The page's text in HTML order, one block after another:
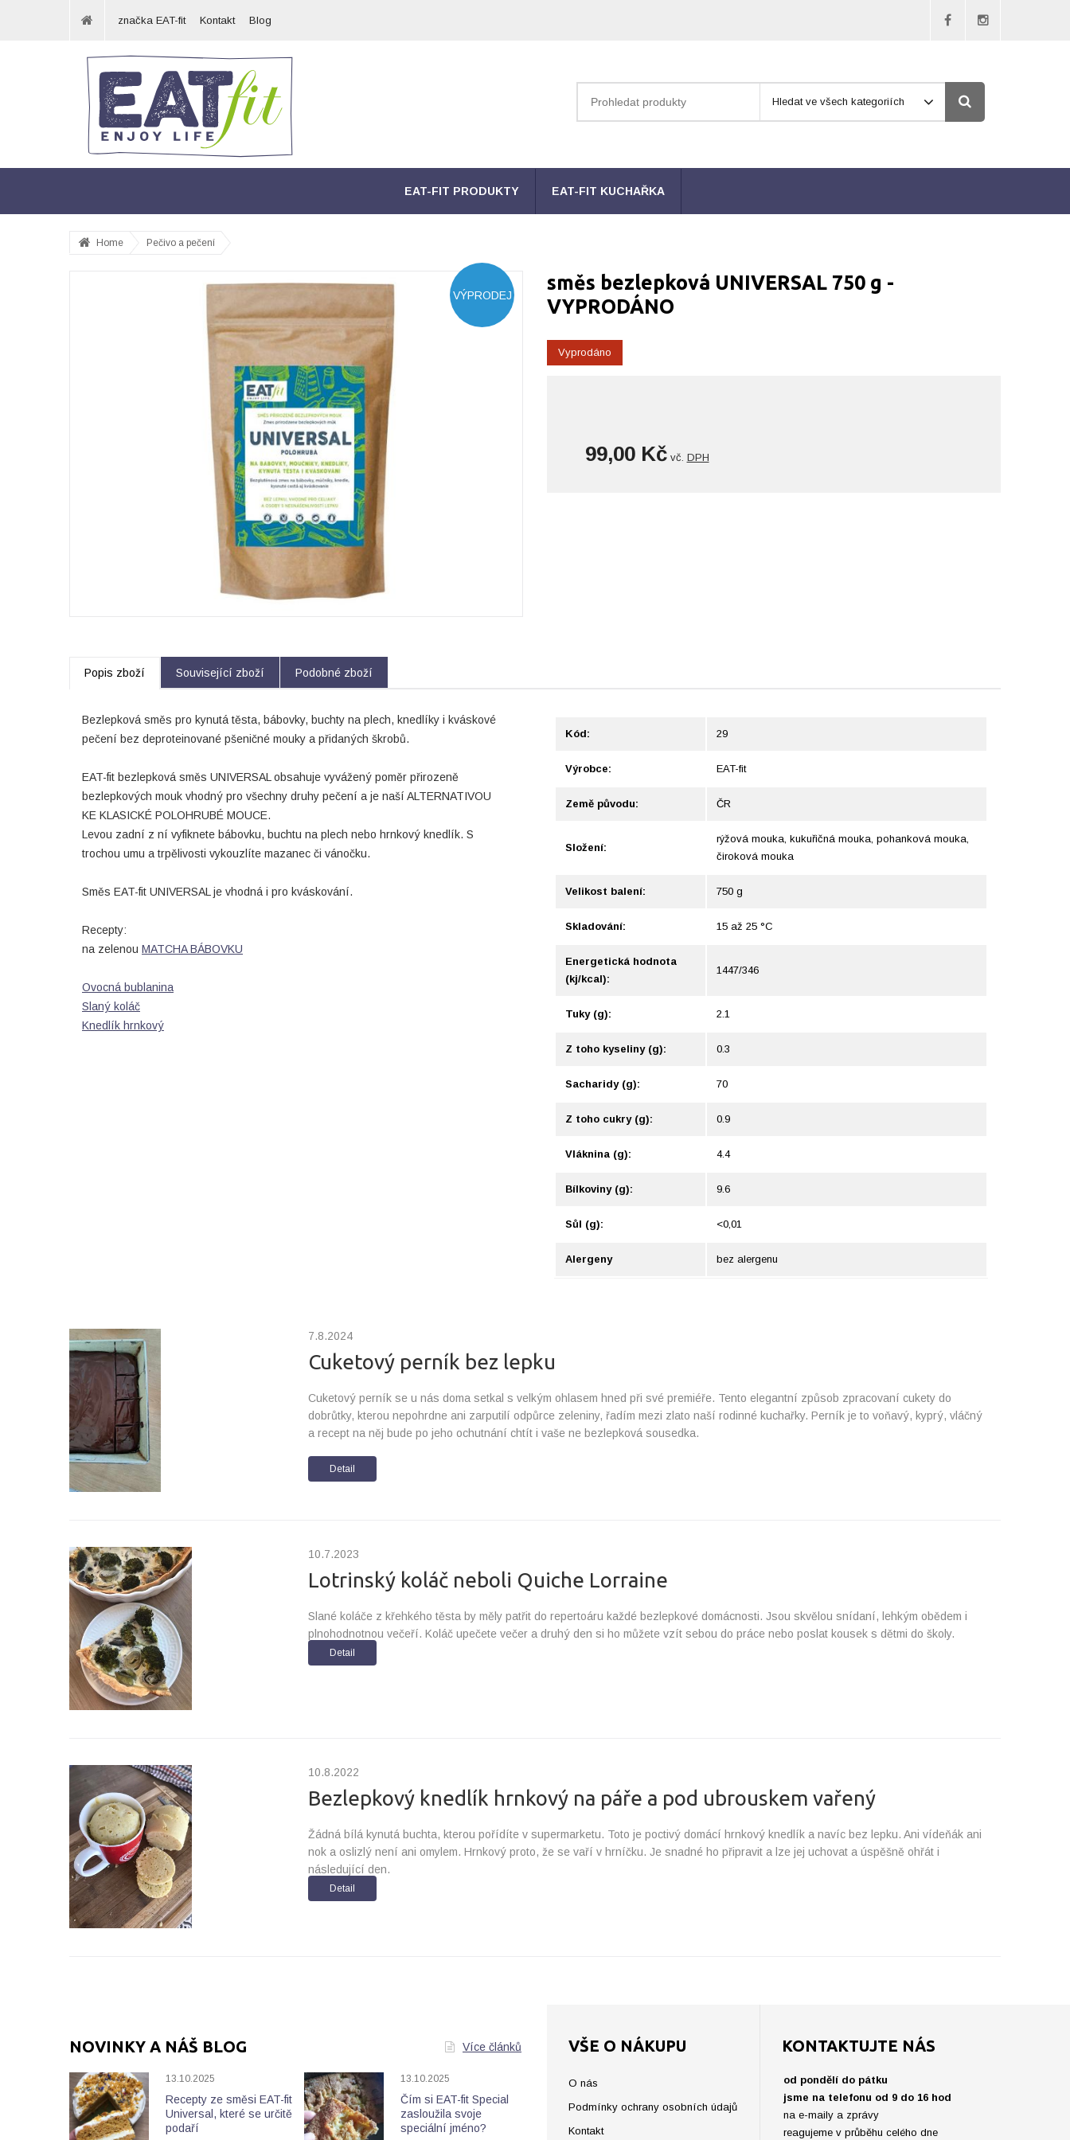
značka EAT-fit Kontakt Blog
Hledat ve všech kategoriích
EAT-FIT PRODUKTY EAT-FIT KUCHAŘKA
Home Pečivo a pečení
VÝPRODEJ
směs bezlepková UNIVERSAL 750 g -
VYPRODÁNO
Vyprodáno
99,00 Kčvč. DPH
Popis zboží Související zboží Podobné zboží
Bezlepková směs pro kynutá těsta, bábovky, buchty na plech, knedlíky i kváskové
pečení bez deproteinované pšeničné mouky a přidaných škrobů.
EAT-fit bezlepková směs UNIVERSAL obsahuje vyvážený poměr přirozeně
bezlepkových mouk vhodný pro všechny druhy pečení a je naší ALTERNATIVOU
KE KLASICKÉ POLOHRUBÉ MOUCE.
Levou zadní z ní vyfiknete bábovku, buchtu na plech nebo hrnkový knedlík. S
trochou umu a trpělivosti vykouzlíte mazanec či vánočku.
Směs EAT-fit UNIVERSAL je vhodná i pro kváskování.
Recepty:
na zelenou MATCHA BÁBOVKU
Ovocná bublanina
Slaný koláč
Knedlík hrnkový
Kód: 29
Výrobce: EAT-fit
Země původu: ČR
Složení:
rýžová mouka, kukuřičná mouka, pohanková mouka,
čiroková mouka
Velikost balení: 750 g
Skladování: 15 až 25 °C
Energetická hodnota
(kj/kcal):
1447/346
Tuky (g): 2.1
Z toho kyseliny (g): 0.3
Sacharidy (g): 70
Z toho cukry (g): 0.9
Vláknina (g): 4.4
Bílkoviny (g): 9.6
Sůl (g): <0,01
Alergeny bez alergenu
7.8.2024
Cuketový perník bez lepku
Cuketový perník se u nás doma setkal s velkým ohlasem hned při své premiéře. Tento elegantní způsob zpracovaní cukety do
dobrůtky, kterou nepohrdne ani zarputilí odpůrce zeleniny, řadím mezi zlato naší rodinné kuchařky. Perník je to voňavý, kyprý, vláčný
a recept na něj bude po jeho ochutnání chtít i vaše ne bezlepková sousedka.
Detail
10.7.2023
Lotrinský koláč neboli Quiche Lorraine
Slané koláče z křehkého těsta by měly patřit do repertoáru každé bezlepkové domácnosti. Jsou skvělou snídaní, lehkým obědem i
plnohodnotnou večeří. Koláč upečete večer a druhý den si ho můžete vzít sebou do práce nebo poslat kousek s dětmi do školy.
Detail
10.8.2022
Bezlepkový knedlík hrnkový na páře a pod ubrouskem vařený
Žádná bílá kynutá buchta, kterou pořídíte v supermarketu. Toto je poctivý domácí hrnkový knedlík a navíc bez lepku. Ani vídeňák ani
nok a oslizlý není ani omylem. Hrnkový proto, že se vaří v hrníčku. Je snadné ho připravit a lze jej uchovat a úspěšně ohřát i
následující den.
Detail
NOVINKY A NÁŠ BLOG Více článků
13.10.2025
Recepty ze směsi EAT-fit
Universal, které se určitě
podaří
13.10.2025
Čím si EAT-fit Special
zasloužila svoje
speciální jméno?
VŠE O NÁKUPU
O nás
Podmínky ochrany osobních údajů
Kontakt
KONTAKTUJTE NÁS
od pondělí do pátku
jsme na telefonu od 9 do 16 hod
na e-maily a zprávy
reagujeme v průběhu celého dne